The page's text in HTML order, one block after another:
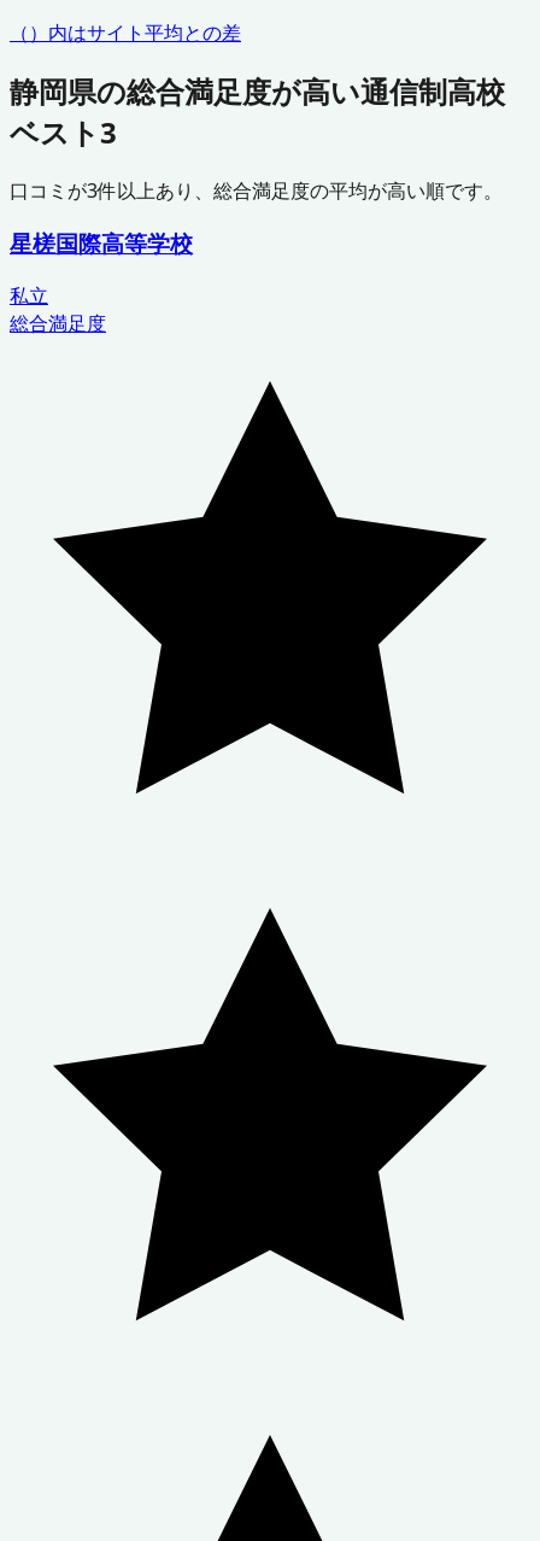
（）内はサイト平均との差
静岡県の総合満足度が高い通信制高校
ベスト3
口コミが3件以上あり、総合満足度の平均が高い順です。
星槎国際高等学校
私立
総合満足度